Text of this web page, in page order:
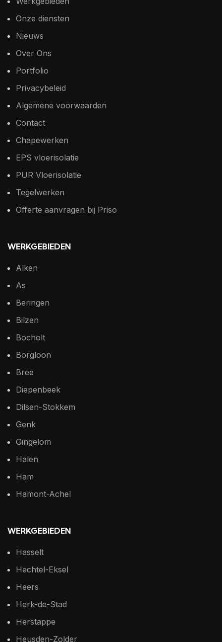
Onze diensten
Nieuws
Over Ons
Portfolio
Privacybeleid
Algemene voorwaarden
Contact
Chapewerken
EPS vloerisolatie
PUR Vloerisolatie
Tegelwerken
Offerte aanvragen bij Priso
WERKGEBIEDEN
Alken
As
Beringen
Bilzen
Bocholt
Borgloon
Bree
Diepenbeek
Dilsen-Stokkem
Genk
Gingelom
Halen
Ham
Hamont-Achel
WERKGEBIEDEN
Hasselt
Hechtel-Eksel
Heers
Herk-de-Stad
Herstappe
Heusden-Zolder